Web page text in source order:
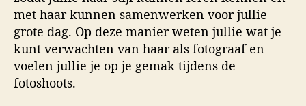
met haar kunnen samenwerken voor jullie
grote dag. Op deze manier weten jullie wat je
kunt verwachten van haar als fotograaf en
voelen jullie je op je gemak tijdens de
fotoshoots.